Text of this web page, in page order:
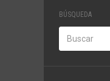
BÚSQUEDA